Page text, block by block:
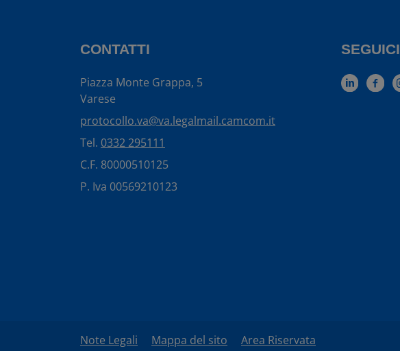
CONTATTI
Piazza Monte Grappa, 5
Varese
protocollo.va@va.legalmail.camcom.it
Tel. 0332 295111
C.F. 80000510125
P. Iva 00569210123
SEGUICI
Note Legali Mappa del sito Area Riservata